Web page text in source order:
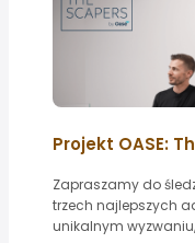
Projekt OASE:
Zapraszamy do
trzech najlepszych
unikalnym